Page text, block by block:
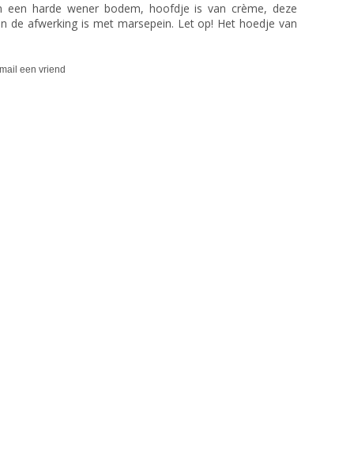
een harde wener bodem, hoofdje is van crème, deze
de afwerking is met marsepein. Let op! Het hoedje van